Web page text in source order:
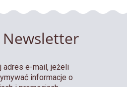
Newsletter
adres e-mail, jeżeli
informacje o